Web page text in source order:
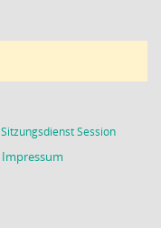
SitzungsdienstSession(Wird in
Impressum